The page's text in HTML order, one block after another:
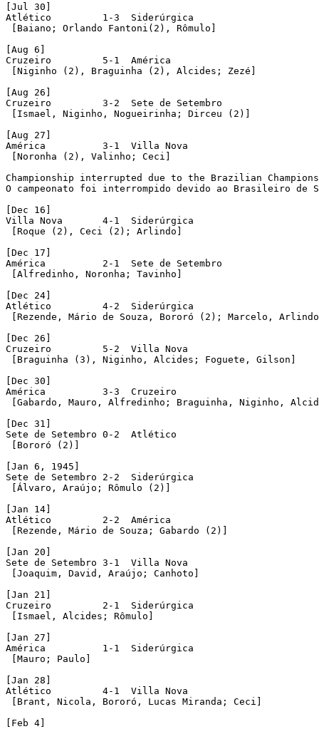
[Jul 30]
Atlético	 1-3  Siderúrgica
[Baiano; Orlando Fantoni(2), Rômulo]
[Aug 6]
Cruzeiro	 5-1  América
[Niginho (2), Braguinha (2), Alcides; Zezé]
[Aug 26]
Cruzeiro	 3-2  Sete de Setembro
[Ismael, Niginho, Nogueirinha; Dirceu (2)]
[Aug 27]
América		 3-1  Villa Nova
[Noronha (2), Valinho; Ceci]
Championship interrupted due to the Brazilian
O campeonato foi interrompido devido ao Brasileiro de
[Dec 16]
Villa Nova	 4-1  Siderúrgica
[Roque (2), Ceci (2); Arlindo]
[Dec 17]
América		 2-1  Sete de Setembro
[Alfredinho, Noronha; Tavinho]
[Dec 24]
Atlético	 4-2  Siderúrgica
[Rezende, Mário de Souza, Bororó (2); Marcelo,
[Dec 26]
Cruzeiro	 5-2  Villa Nova
[Braguinha (3), Niginho, Alcides; Foguete, Gilson]
[Dec 30]
América		 3-3  Cruzeiro
[Gabardo, Mauro, Alfredinho; Braguinha, Niginho,
[Dec 31]
Sete de Setembro 0-2  Atlético
[Bororó (2)]
[Jan 6, 1945]
Sete de Setembro 2-2  Siderúrgica
[Álvaro, Araújo; Rômulo (2)]
[Jan 14]
Atlético	 2-2  América
[Rezende, Mário de Souza; Gabardo (2)]
[Jan 20]
Sete de Setembro 3-1  Villa Nova
[Joaquim, David, Araújo; Canhoto]
[Jan 21]
Cruzeiro	 2-1  Siderúrgica
[Ismael, Alcides; Rômulo]
[Jan 27]
América		 1-1  Siderúrgica
[Mauro; Paulo]
[Jan 28]
Atlético	 4-1  Villa Nova
[Brant, Nicola, Bororó, Lucas Miranda; Ceci]
[Feb 4]